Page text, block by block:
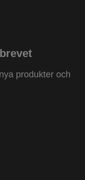
produkter och